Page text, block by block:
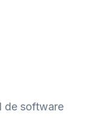
de software